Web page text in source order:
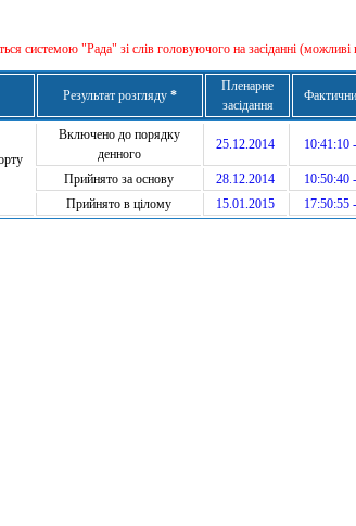
сиcтемою "Рада" зі слів головуючого на засіданні (можливі
Результат розгляду *
Пленарне
засідання
Включено до порядку
денного
25.12.2014 10:41:10
Прийнято за основу 28.12.2014
10:50:40
Прийнято в цілому
15.01.2015 17:50:55